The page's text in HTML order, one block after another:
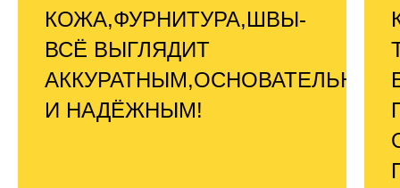
КОЖА,ФУРНИТУРА,ШВЫ-
ВСЁ ВЫГЛЯДИТ
АККУРАТНЫМ,ОСНОВАТЕЛЬНЫМ
И НАДЁЖНЫМ!